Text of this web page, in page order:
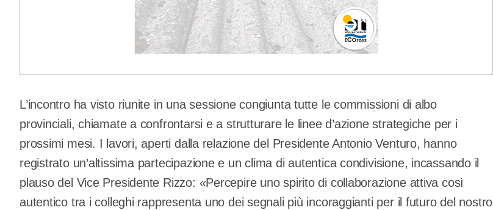
L’incontro ha visto riunite in una sessione congiunta tutte le commissioni di albo
provinciali, chiamate a confrontarsi e a strutturare le linee d’azione strategiche per i
prossimi mesi. I lavori, aperti dalla relazione del Presidente Antonio Venturo, hanno
registrato un’altissima partecipazione e un clima di autentica condivisione, incassando il
plauso del Vice Presidente Rizzo: «Percepire uno spirito di collaborazione attiva così
autentico tra i colleghi rappresenta uno dei segnali più incoraggianti per il futuro del nostro